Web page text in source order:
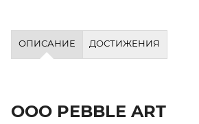
ОПИСАНИЕ ДОСТИЖЕНИЯ
ООО PEBBLE ART